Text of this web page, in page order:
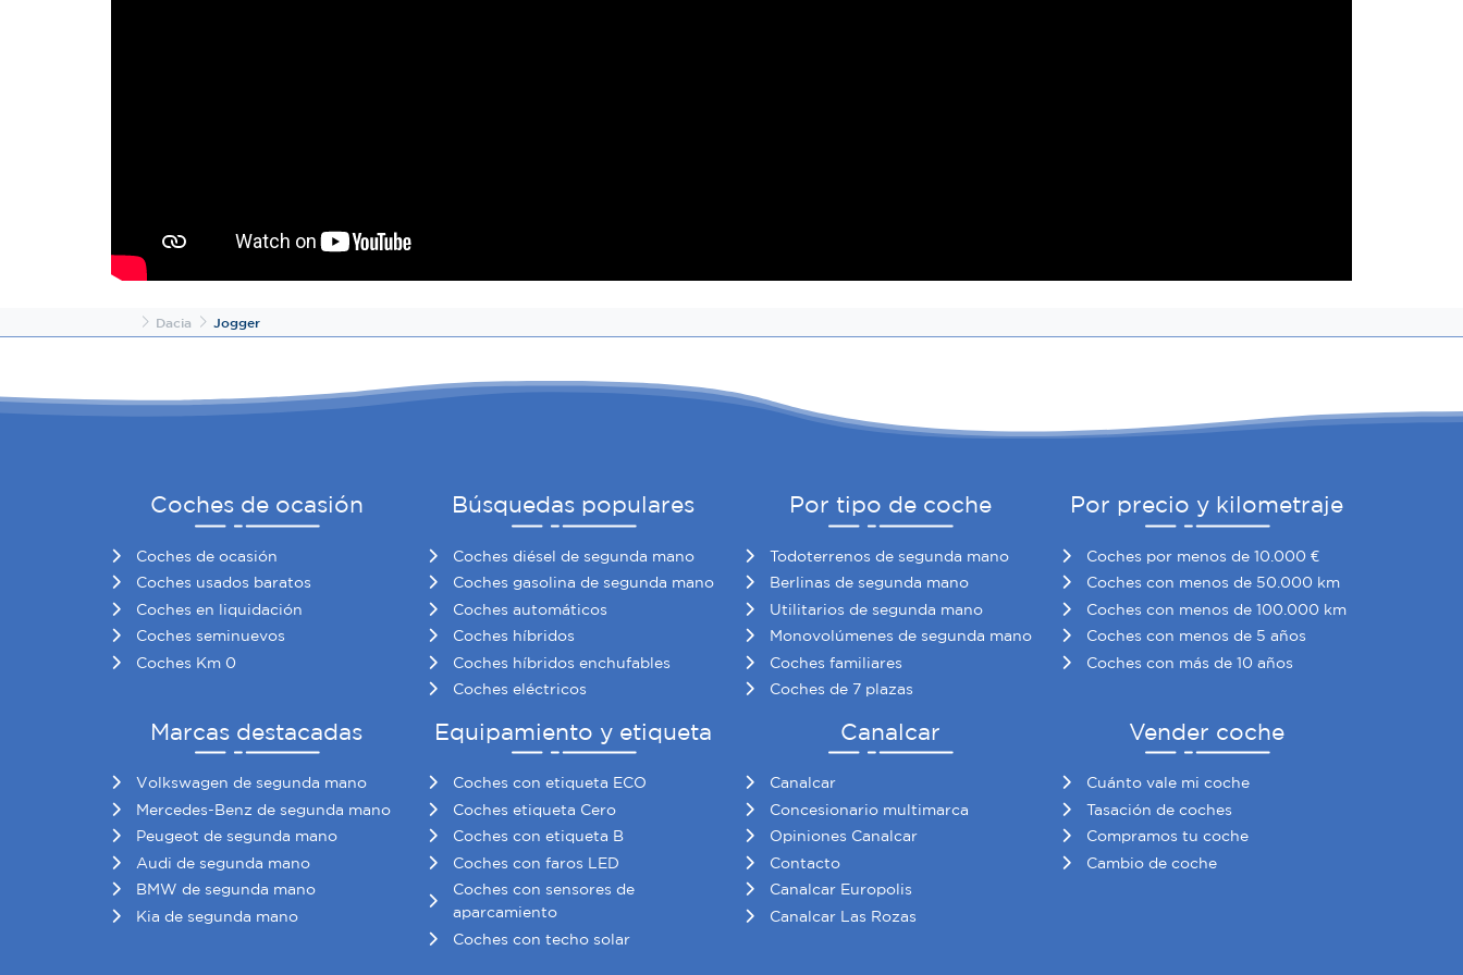
InicioDacia Jogger
Coches de ocasión
Coches de ocasión
Coches usados baratos
Coches en liquidación
Coches seminuevos
Coches Km 0
Búsquedas populares
Coches diésel de segunda mano
Coches gasolina de segunda mano
Coches automáticos
Coches híbridos
Coches híbridos enchufables
Coches eléctricos
Por tipo de coche
Todoterrenos de segunda mano
Berlinas de segunda mano
Utilitarios de segunda mano
Monovolúmenes de segunda mano
Coches familiares
Coches de 7 plazas
Por precio y kilometraje
Coches por menos de 10.000 €
Coches con menos de 50.000 km
Coches con menos de 100.000 km
Coches con menos de 5 años
Coches con más de 10 años
Marcas destacadas
Volkswagen de segunda mano
Mercedes-Benz de segunda mano
Peugeot de segunda mano
Audi de segunda mano
BMW de segunda mano
Kia de segunda mano
Equipamiento y etiqueta
Coches con etiqueta ECO
Coches etiqueta Cero
Coches con etiqueta B
Coches con faros LED
Coches con sensores de
aparcamiento
Coches con techo solar
Canalcar
Canalcar
Concesionario multimarca
Opiniones Canalcar
Contacto
Canalcar Europolis
Canalcar Las Rozas
Vender coche
Cuánto vale mi coche
Tasación de coches
Compramos tu coche
Cambio de coche